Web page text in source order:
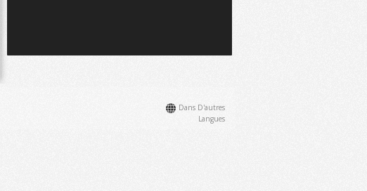
Dans D'autres
Langues